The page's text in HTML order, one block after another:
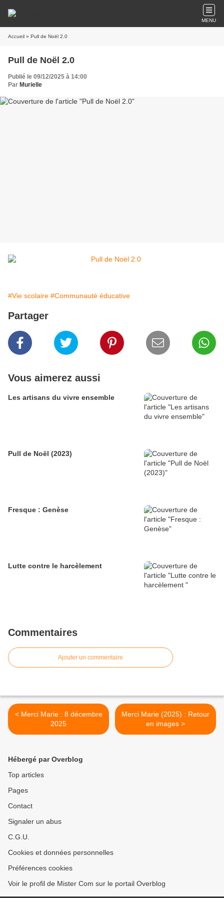
MENU
Accueil » Pull de Noël 2.0
Pull de Noël 2.0
Publié le 09/12/2025 à 14:00
Par Murielle
#Vie scolaire #Communauté éducative
Partager
Vous aimerez aussi
Les artisans du vivre ensemble
Pull de Noël (2023)
Fresque : Genèse
Lutte contre le harcèlement
Commentaires
Ajouter un commentaire
< Merci Marie : 8 décembre
2025
Merci Marie (2025) : Retour
en images >
Hébergé par Overblog
Top articles
Pages
Contact
Signaler un abus
C.G.U.
Cookies et données personnelles
Préférences cookies
Voir le profil de Mister Com sur le portail Overblog